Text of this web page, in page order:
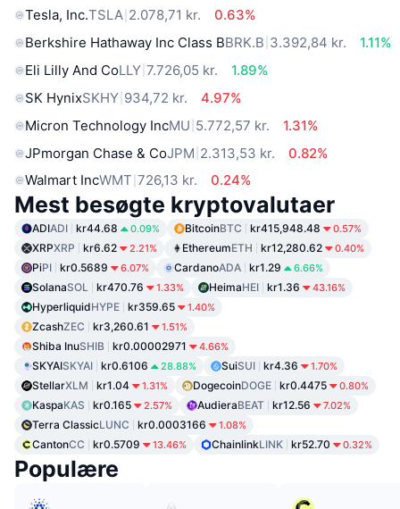
Tesla, Inc.TSLA 2.078,71 kr.
0.63%
Berkshire Hathaway Inc Class BBRK.B 3.392,84 kr.
1.11%
Eli Lilly And CoLLY 7.726,05 kr.
1.89%
SK HynixSKHY 934,72 kr.
4.97%
Micron Technology IncMU 5.772,57 kr.
1.31%
JPmorgan Chase & CoJPM 2.313,53 kr.
0.82%
Walmart IncWMT 726,13 kr. 0.24%
Mest besøgte kryptovalutaer
ADIADI kr44.68 0.09% BitcoinBTC kr415,948.48 0.57%
XRPXRP kr6.62 2.21% EthereumETH kr12,280.62 0.40%
PiPI kr0.5689 6.07% CardanoADA kr1.29 6.66%
SolanaSOL kr470.76 1.33% HeimaHEI kr1.36 43.16%
HyperliquidHYPE kr359.65 1.40%
ZcashZEC kr3,260.61 1.51%
Shiba InuSHIB kr0.00002971 4.66%
SKYAISKYAI kr0.6106 28.88% SuiSUI kr4.36 1.70%
StellarXLM kr1.04 1.31% DogecoinDOGE kr0.4475 0.80%
KaspaKAS kr0.165 2.57% AudieraBEAT kr12.56 7.02%
Terra ClassicLUNC kr0.0003166 1.08%
CantonCC kr0.5709 13.46% ChainlinkLINK kr52.70 0.32%
Populære